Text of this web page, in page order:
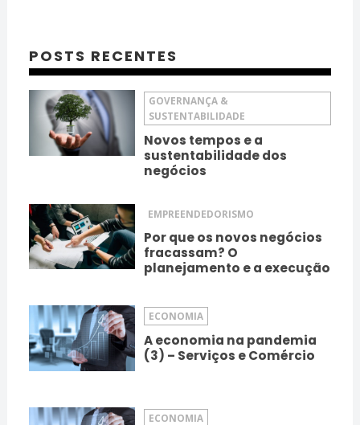
POSTS RECENTES
GOVERNANÇA &
SUSTENTABILIDADE
Novos tempos e a
sustentabilidade dos
negócios
EMPREENDEDORISMO
Por que os novos negócios
fracassam? O
planejamento e a execução
ECONOMIA
A economia na pandemia
(3) – Serviços e Comércio
ECONOMIA